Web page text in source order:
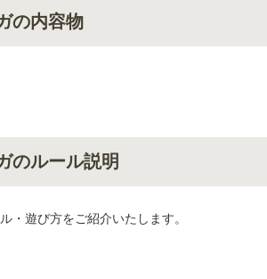
の内容物
のルール説明
・遊び方をご紹介いたします。